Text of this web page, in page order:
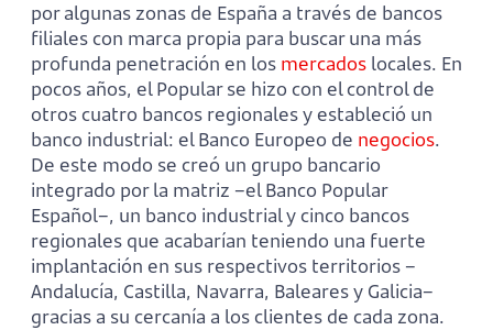
por algunas zonas de España a través de bancos
filiales con marca propia para buscar una más
profunda penetración en los mercados locales. En
pocos años, el Popular se hizo con el control de
otros cuatro bancos regionales y estableció un
banco industrial: el Banco Europeo de negocios.
De este modo se creó un grupo bancario
integrado por la matriz –el Banco Popular
Español–, un banco industrial y cinco bancos
regionales que acabarían teniendo una fuerte
implantación en sus respectivos territorios –
Andalucía, Castilla, Navarra, Baleares y Galicia–
gracias a su cercanía a los clientes de cada zona.